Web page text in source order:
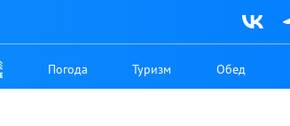
Погода Туризм Обед